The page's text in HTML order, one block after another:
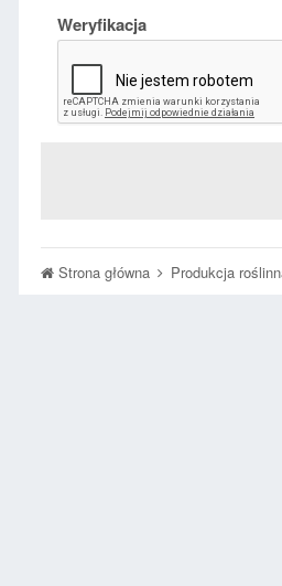
Weryfikacja
Strona główna Produkcja